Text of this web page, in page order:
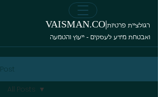
VAISMAN.CO|רגולציית פרטיות
ואבטחת מידע לעסקים - ייעוץ והטמעה
Post
All Posts